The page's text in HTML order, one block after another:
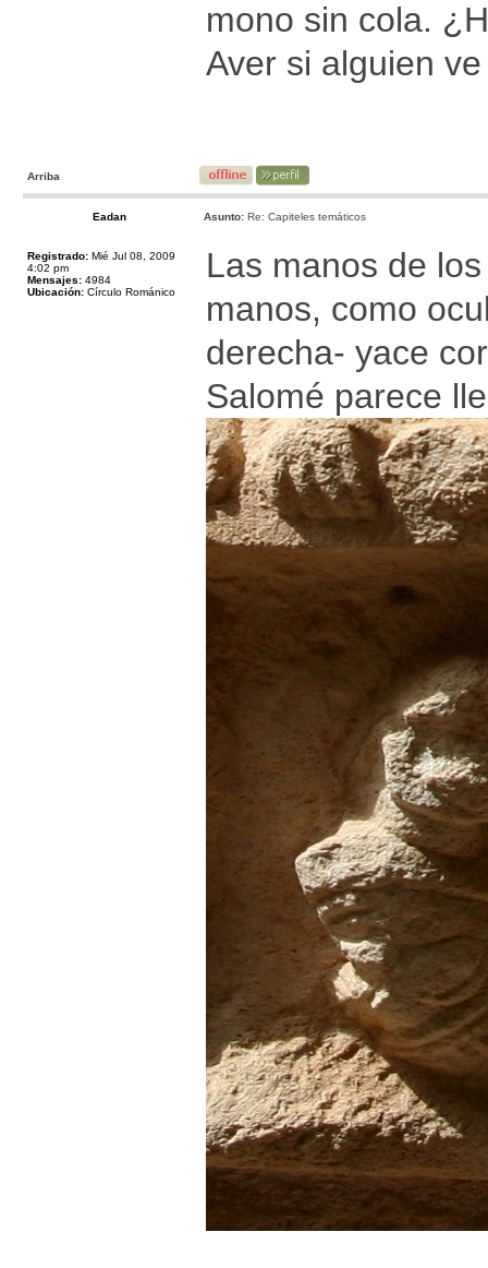
mono sin cola.
Aver si alguien
Arriba
Eadan Asunto: Re: Capiteles temáticos
Registrado: Mié Jul 08, 2009
4:02 pm
Mensajes: 4984
Ubicación: Círculo Románico
Las manos de
manos, como
derecha- yace
Salomé parece